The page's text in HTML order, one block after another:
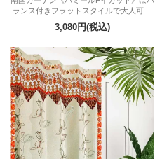
サイアムチューリップ柄
ランス付きフラットスタイルで大人可愛
い。遮光2級で間仕切りに最適。バリ風デ
ザインでリラックス空間を演出。
3,080円(税込)